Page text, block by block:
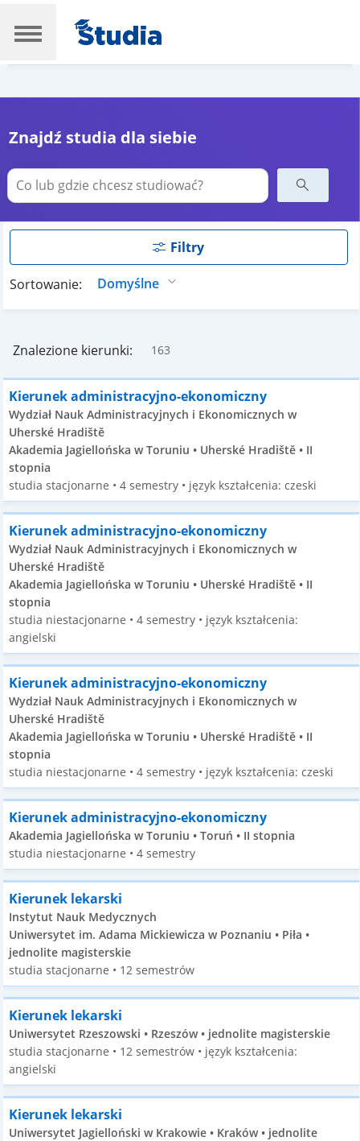
Znajdź studia dla siebie
Filtry
Sortowanie:
Znalezione kierunki: 163
Kierunek administracyjno-ekonomiczny
Wydział Nauk Administracyjnych i Ekonomicznych w
Uherské Hradiště
Akademia Jagiellońska w Toruniu • Uherské Hradiště • II
stopnia
studia stacjonarne • 4 semestry • język kształcenia: czeski
Kierunek administracyjno-ekonomiczny
Wydział Nauk Administracyjnych i Ekonomicznych w
Uherské Hradiště
Akademia Jagiellońska w Toruniu • Uherské Hradiště • II
stopnia
studia niestacjonarne • 4 semestry • język kształcenia:
angielski
Kierunek administracyjno-ekonomiczny
Wydział Nauk Administracyjnych i Ekonomicznych w
Uherské Hradiště
Akademia Jagiellońska w Toruniu • Uherské Hradiště • II
stopnia
studia niestacjonarne • 4 semestry • język kształcenia: czeski
Kierunek administracyjno-ekonomiczny
Akademia Jagiellońska w Toruniu • Toruń • II stopnia
studia niestacjonarne • 4 semestry
Kierunek lekarski
Instytut Nauk Medycznych
Uniwersytet im. Adama Mickiewicza w Poznaniu • Piła •
jednolite magisterskie
studia stacjonarne • 12 semestrów
Kierunek lekarski
Uniwersytet Rzeszowski • Rzeszów • jednolite magisterskie
studia stacjonarne • 12 semestrów • język kształcenia:
angielski
Kierunek lekarski
Uniwersytet Jagielloński w Krakowie • Kraków • jednolite